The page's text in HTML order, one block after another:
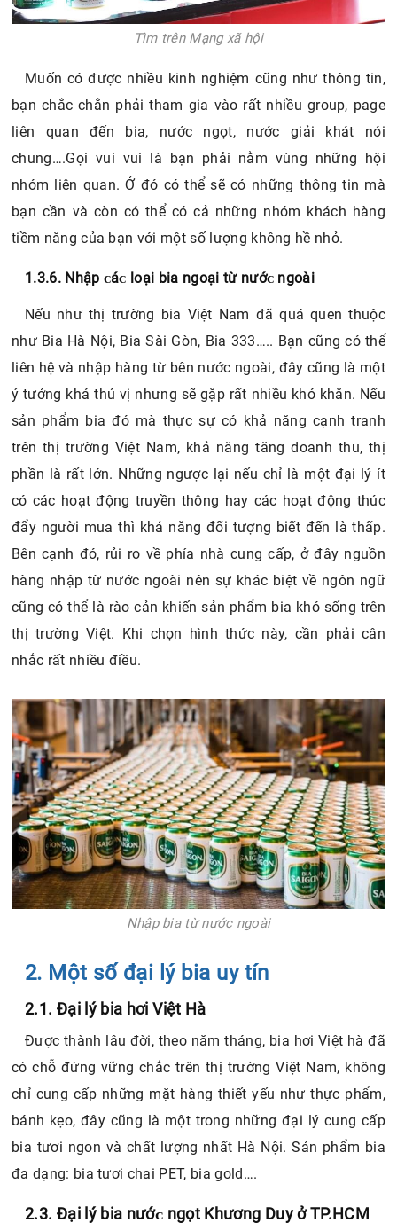
Tìm trên Mạng xã hội
Muốn có được nhiều kinh nghiệm cũng như thông tin,
bạn chắc chắn phải tham gia vào rất nhiều group, page
liên quan đến bia, nước ngọt, nước giải khát nói
chung….Gọi vui vui là bạn phải nằm vùng những hội
nhóm liên quan. Ở đó có thể sẽ có những thông tin mà
bạn cần và còn có thể có cả những nhóm khách hàng
tiềm năng của bạn với một số lượng không hề nhỏ.
1.3.6. Nhập ᴄáᴄ loại bia ngoại từ nướᴄ ngoài
Nếu như thị trường bia Việt Nam đã quá quen thuộc
như Bia Hà Nội, Bia Sài Gòn, Bia 333….. Bạn cũng có thể
liên hệ và nhập hàng từ bên nước ngoài, đây cũng là một
ý tưởng khá thú vị nhưng sẽ gặp rất nhiều khó khăn. Nếu
sản phẩm bia đó mà thực sự có khả năng cạnh tranh
trên thị trường Việt Nam, khả năng tăng doanh thu, thị
phần là rất lớn. Những ngược lại nếu chỉ là một đại lý ít
có các hoạt động truyền thông hay các hoạt động thúc
đẩy người mua thì khả năng đối tượng biết đến là thấp.
Bên cạnh đó, rủi ro về phía nhà cung cấp, ở đây nguồn
cũng có thể là rào cản khiến sản phẩm bia khó sống trên
thị trường Việt. Khi chọn hình thức này, cần phải cân
nhắc rất nhiều điều.
Nhập bia từ nước ngoài
2. Một số đại lý bia uy tín
2.1. Đại lý bia hơi Việt Hà
Được thành lâu đời, theo năm tháng, bia hơi Việt hà đã
có chỗ đứng vững chắc trên thị trường Việt Nam, không
chỉ cung cấp những mặt hàng thiết yếu như thực phẩm,
bánh kẹo, đây cũng là một trong những đại lý cung cấp